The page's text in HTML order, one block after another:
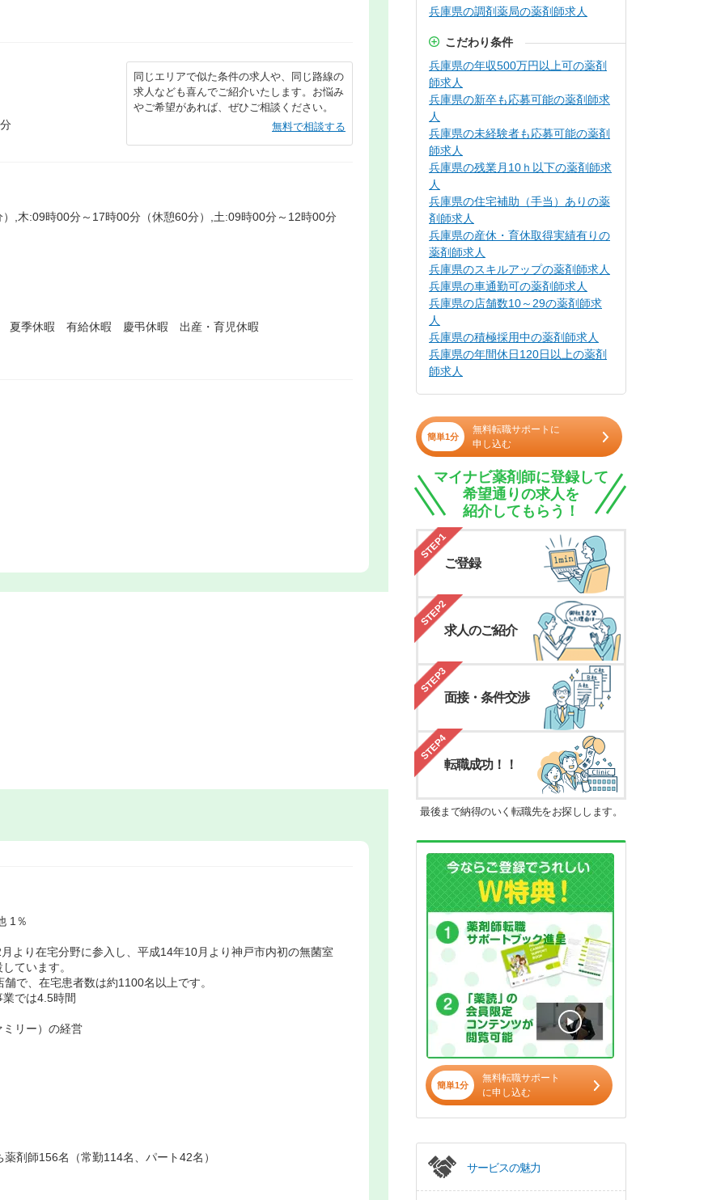
同じエリアで似た条件の求人や、同じ路線の
求人なども喜んでご紹介いたします。お悩み
やご希望があれば、ぜひご相談ください。
無料で相談する
,木:09時00分～17時00分（休憩60分）,土:09時00分～12時00分
季休暇 有給休暇 慶弔休暇 出産・育児休暇
1％
より在宅分野に参入し、平成14年10月より神戸市内初の無菌室
ています。
で、在宅患者数は約1100名以上です。
では4.5時間
リー）の経営
剤師156名（常勤114名、パート42名）
兵庫県の調剤薬局の薬剤師求人
こだわり条件
兵庫県の年収500万円以上可の薬剤
師求人
兵庫県の新卒も応募可能の薬剤師求
人
兵庫県の未経験者も応募可能の薬剤
師求人
兵庫県の残業月10ｈ以下の薬剤師求
人
兵庫県の住宅補助（手当）ありの薬
剤師求人
兵庫県の産休・育休取得実績有りの
薬剤師求人
兵庫県のスキルアップの薬剤師求人
兵庫県の車通勤可の薬剤師求人
兵庫県の店舗数10～29の薬剤師求
人
兵庫県の積極採用中の薬剤師求人
兵庫県の年間休日120日以上の薬剤
師求人
簡単1分
無料転職サポートに
申し込む
マイナビ薬剤師に登録して
希望通りの求人を
紹介してもらう！
STEP1
ご登録
STEP2
求人のご紹介
STEP3
面接・条件交渉
STEP4
転職成功！！
最後まで納得のいく転職先をお探しします。
簡単1分
無料転職サポート
に申し込む
サービスの魅力